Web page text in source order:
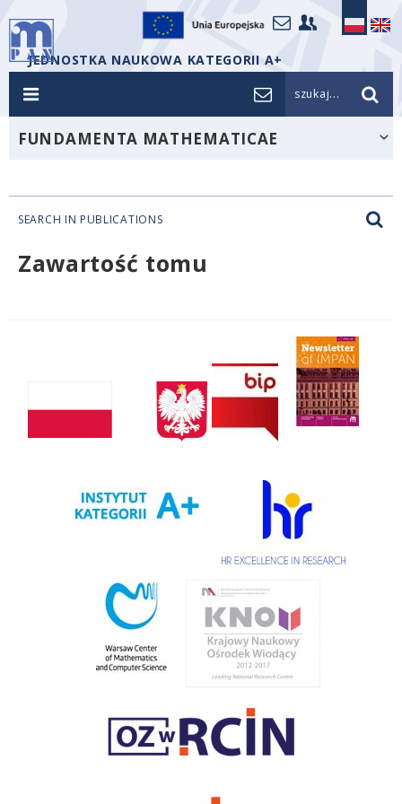
JEDNOSTKA NAUKOWA KATEGORII A+
szukaj...
FUNDAMENTA MATHEMATICAE
SEARCH IN PUBLICATIONS
Zawartość tomu